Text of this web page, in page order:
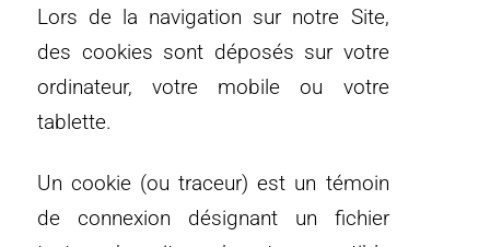
Lors de la navigation sur notre Site,
des cookies sont déposés sur votre
ordinateur, votre mobile ou votre
tablette.
Un cookie (ou traceur) est un témoin
de connexion désignant un fichier